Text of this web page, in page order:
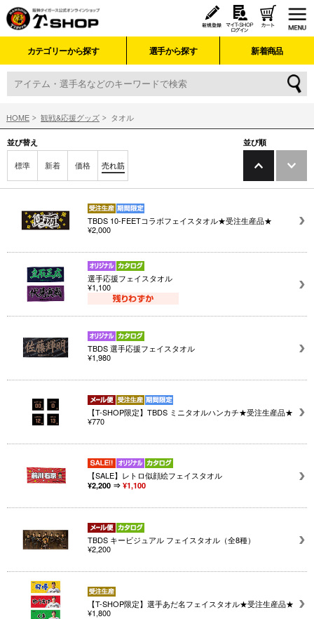
カテゴリーから探す 選手から探す 新着商品
HOME 観戦&応援グッズ タオル
並び替え
標準 新着 価格 売れ筋
並び順
TBDS 10-FEETコラボフェイスタオル★受注生産品★
¥2,000
選手応援フェイスタオル
¥1,100
TBDS 選手応援フェイスタオル
¥1,980
【T-SHOP限定】TBDS ミニタオルハンカチ★受注生産品★
¥770
【SALE】レトロ似顔絵フェイスタオル
¥2,200 ⇒ ¥1,100
TBDS キービジュアル フェイスタオル（全8種）
¥2,200
【T-SHOP限定】選手あだ名フェイスタオル★受注生産品★
¥1,800